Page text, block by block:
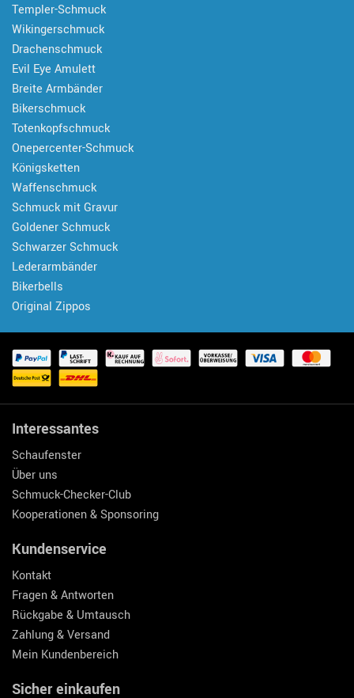
Templer-Schmuck
Wikingerschmuck
Drachenschmuck
Evil Eye Amulett
Breite Armbänder
Bikerschmuck
Totenkopfschmuck
Onepercenter-Schmuck
Königsketten
Waffenschmuck
Schmuck mit Gravur
Goldener Schmuck
Schwarzer Schmuck
Lederarmbänder
Bikerbells
Original Zippos
Interessantes
Schaufenster
Über uns
Schmuck-Checker-Club
Kooperationen & Sponsoring
Kundenservice
Kontakt
Fragen & Antworten
Rückgabe & Umtausch
Zahlung & Versand
Mein Kundenbereich
Sicher einkaufen